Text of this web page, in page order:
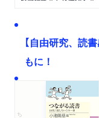
【自由研究、読
もに！